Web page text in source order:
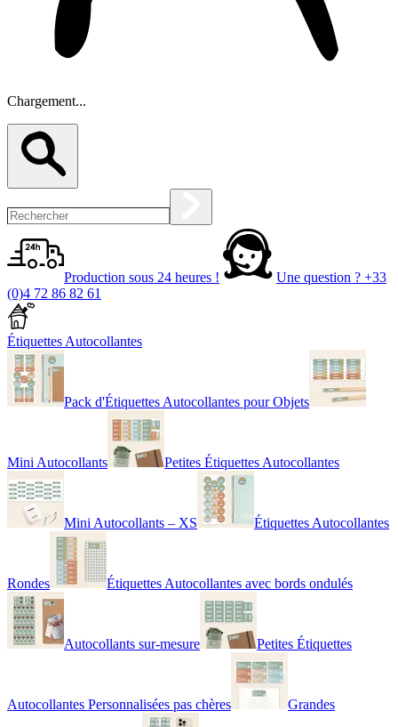
Chargement...
Production sous 24 heures ! Une question ? +33
(0)4 72 86 82 61
Étiquettes Autocollantes
Pack d'Étiquettes Autocollantes pour Objets
Mini Autocollants Petites Étiquettes Autocollantes
Mini Autocollants – XS Étiquettes Autocollantes
Rondes Étiquettes Autocollantes avec bords ondulés
Autocollants sur-mesure Petites Étiquettes
Autocollantes Personnalisées pas chères Grandes